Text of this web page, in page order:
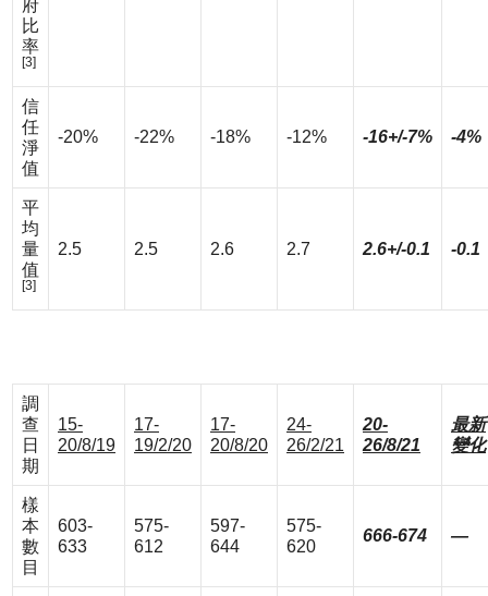
府
比
率
[3]
信
任
淨
值
-20% -22% -18% -12% -16+/-7% -4%
平
均
量
值
[3]
2.5 2.5 2.6 2.7 2.6+/-0.1 -0.1
調
查
日
期
15-
20/8/19
17-
19/2/20
17-
20/8/20
24-
26/2/21
20-
26/8/21
最新
變化
樣
本
數
目
603-
633
575-
612
597-
644
575-
620
666-674 —